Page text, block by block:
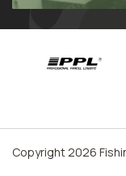
Copyright 2026